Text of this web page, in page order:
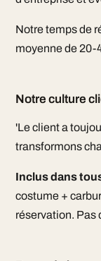
Notre temps de
moyenne de 20-
Notre culture
'Le client a
transformons
Inclus dans
costume +
réservation. Pas